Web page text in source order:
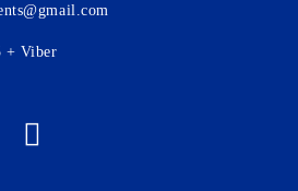
+ Viber